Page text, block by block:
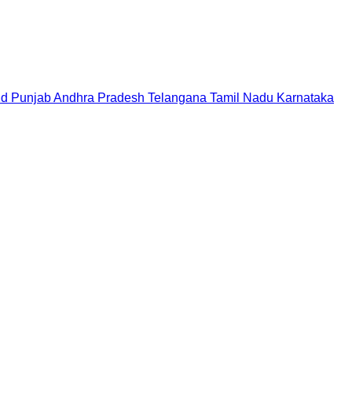
PunjabAndhra Pradesh Telangana Tamil Nadu Karnataka